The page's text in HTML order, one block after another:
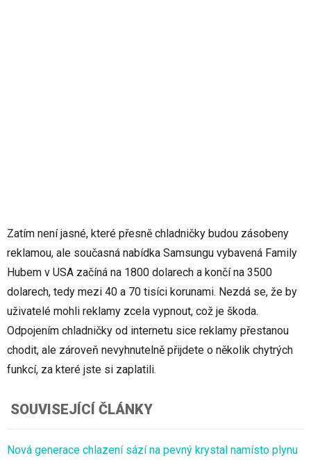
Zatím není jasné, které přesně chladničky budou zásobeny
reklamou, ale současná nabídka Samsungu vybavená Family
Hubem v USA začíná na 1800 dolarech a končí na 3500
dolarech, tedy mezi 40 a 70 tisíci korunami. Nezdá se, že by
uživatelé mohli reklamy zcela vypnout, což je škoda.
Odpojením chladničky od internetu sice reklamy přestanou
chodit, ale zároveň nevyhnutelně přijdete o několik chytrých
funkcí, za které jste si zaplatili.
SOUVISEJÍCÍ ČLÁNKY
Nová generace chlazení sází na pevný krystal namísto plynu